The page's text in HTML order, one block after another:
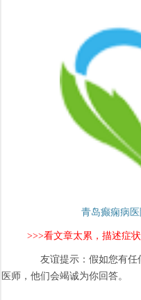
青岛癫痫病医
>>>看文章太累，描述症
友谊提示：假如您有任
医师，他们会竭诚为你回答。